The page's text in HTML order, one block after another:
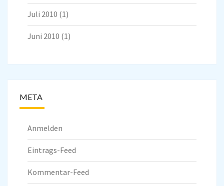
Juli 2010 (1)
Juni 2010 (1)
META
Anmelden
Eintrags-Feed
Kommentar-Feed